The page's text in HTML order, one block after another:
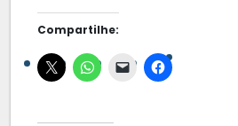
Compartilhe: